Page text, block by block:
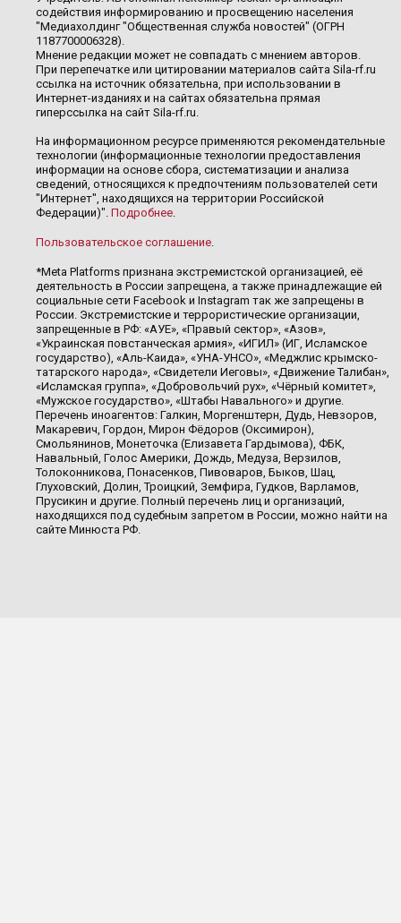
содействия информированию и просвещению населения
"Медиахолдинг "Общественная служба новостей" (ОГРН
1187700006328).
Мнение редакции может не совпадать с мнением авторов.
При перепечатке или цитировании материалов сайта Sila-rf.ru
ссылка на источник обязательна, при использовании в
Интернет-изданиях и на сайтах обязательна прямая
гиперссылка на сайт Sila-rf.ru.
На информационном ресурсе применяются рекомендательные
технологии (информационные технологии предоставления
информации на основе сбора, систематизации и анализа
сведений, относящихся к предпочтениям пользователей сети
"Интернет", находящихся на территории Российской
Федерации)". Подробнее.
Пользовательское соглашение.
*Meta Platforms признана экстремистской организацией, её
деятельность в России запрещена, а также принадлежащие ей
социальные сети Facebook и Instagram так же запрещены в
России. Экстремистские и террористические организации,
запрещенные в РФ: «АУЕ», «Правый сектор», «Азов»,
«Украинская повстанческая армия», «ИГИЛ» (ИГ, Исламское
государство), «Аль-Каида», «УНА-УНСО», «Меджлис крымско-
татарского народа», «Свидетели Иеговы», «Движение Талибан»,
«Исламская группа», «Добровольчий рух», «Чёрный комитет»,
«Мужское государство», «Штабы Навального» и другие.
Перечень иноагентов: Галкин, Моргенштерн, Дудь, Невзоров,
Макаревич, Гордон, Мирон Фёдоров (Оксимирон),
Смольянинов, Монеточка (Елизавета Гардымова), ФБК,
Навальный, Голос Америки, Дождь, Медуза, Верзилов,
Толоконникова, Понасенков, Пивоваров, Быков, Шац,
Глуховский, Долин, Троицкий, Земфира, Гудков, Варламов,
Прусикин и другие. Полный перечень лиц и организаций,
находящихся под судебным запретом в России, можно найти на
сайте Минюста РФ.